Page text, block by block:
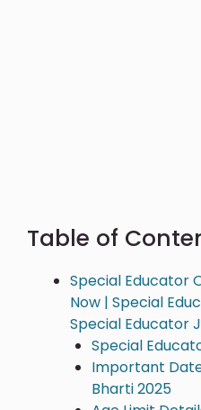
Table of
Special Educator
Now | Special
Special Educator
Special
Important
Bharti 2025